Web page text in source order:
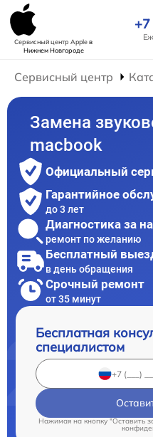
Сервисный центр Appleв
Нижнем Новгороде
Сервисный центр
Замена
macbook
Официальный
Гарантийное
до 3 лет
Диагностика за
ремонт по желанию
Бесплатный
в день обращения
Срочный ремонт
от 35 минут
Бесплатная
специалистом
Нажимая на кнопку "Оставить